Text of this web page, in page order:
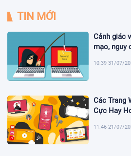
TIN MỚI
Cảnh giác
mạo, nguy
10:39 31/07/
Các Trang
Cực Hay
11:46 21/07/